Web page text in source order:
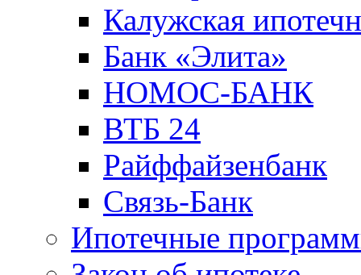
Калужская
Банк «Элита»
НОМОС-БАНК
ВТБ 24
Райффайзенбанк
Связь-Банк
Ипотечные